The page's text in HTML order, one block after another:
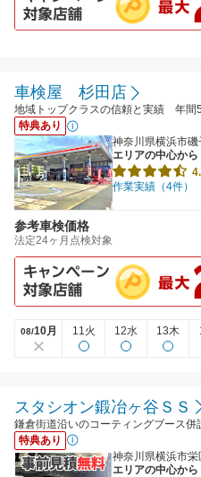
車検屋 杉田店
地域トップクラスの信頼と実績 年間
特典あり
神奈川県横浜市
エリアの中心から
作業実績（4件）
参考車検価格
法定24ヶ月点検対象
08/10月 11火 12水 13木
スタシオン鍛冶ヶ谷ＳＳ
鎌倉街道沿いのコーティングブース併
特典あり
神奈川県横浜市栄
エリアの中心から